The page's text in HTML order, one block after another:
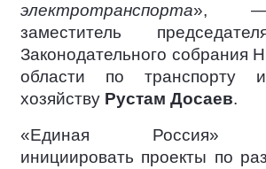
электротранспорта», —
заместитель
Законодательного собрания
области по транспорту
хозяйству Рустам Досаев.
«Единая Россия»
инициировать проекты по